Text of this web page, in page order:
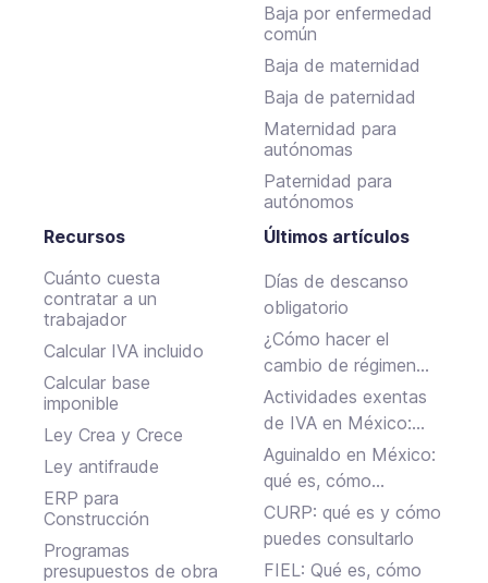
Baja por enfermedad
común
Baja de maternidad
Baja de paternidad
Maternidad para
autónomas
Paternidad para
autónomos
Recursos
Cuánto cuesta
contratar a un
trabajador
Calcular IVA incluido
Calcular base
imponible
Ley Crea y Crece
Ley antifraude
ERP para
Construcción
Programas
presupuestos de obra
Últimos artículos
Días de descanso
obligatorio
¿Cómo hacer el
cambio de régimen
fiscal ante el SAT en
México?
Actividades exentas
de IVA en México:
ejemplos y reglas
clave
Aguinaldo en México:
qué es, cómo
calcularlo y cuándo se
paga
CURP: qué es y cómo
puedes consultarlo
FIEL: Qué es, cómo